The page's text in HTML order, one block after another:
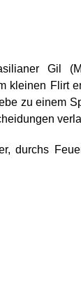
Gil
kleinen Flirt
zu einem
durchs